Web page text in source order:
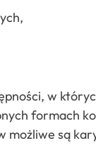
w
formach
są